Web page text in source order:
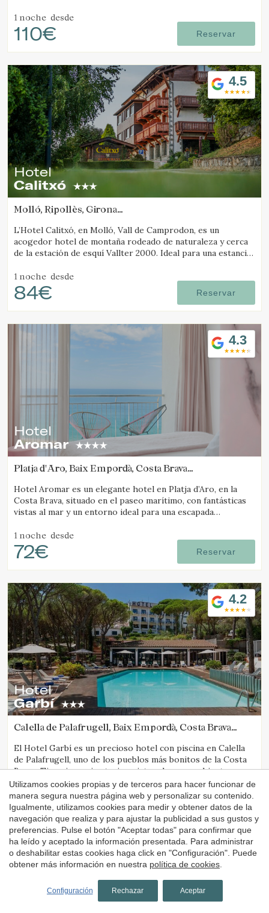
1 noche desde
110€ Reservar
4.5
Hotel
Calitxó
Molló, Ripollès, Girona
L’Hotel Calitxó, en Molló, Vall de Camprodon, es un
acogedor hotel de montaña rodeado de naturaleza y cerca
de la estación de esquí Vallter 2000. Ideal para una estancia
1 noche desde
84€ Reservar
4.3
Hotel
Aromar
Platja d'Aro, Baix Empordà, Costa Brava
Hotel Aromar es un elegante hotel en Platja d’Aro, en la
Costa Brava, situado en el paseo marítimo, con fantásticas
vistas al mar y un entorno ideal para una escapada
1 noche desde
72€ Reservar
4.2
Hotel
Garbí
Calella de Palafrugell, Baix Empordà, Costa Brava
El Hotel Garbí es un precioso hotel con piscina en Calella
de Palafrugell, uno de los pueblos más bonitos de la Costa
Brava. Tiene jacuzzi exterior, vistas al mar y ambiente
familiar.
1 noche desde
59€ Reservar
4.6
Utilizamos cookies propias y de terceros para hacer funcionar de
manera segura nuestra página web y personalizar su contenido.
Igualmente, utilizamos cookies para medir y obtener datos de la
navegación que realiza y para ajustar la publicidad a sus gustos y
preferencias. Pulse el botón "Aceptar todas" para confirmar que
ha leído y aceptado la información presentada. Para administrar
o deshabilitar estas cookies haga click en "Configuración". Puede
obtener más información en nuestra política de cookies
Configuración Rechazar Aceptar
Guardar configuración Aceptar todas